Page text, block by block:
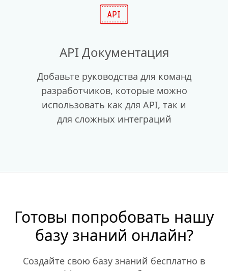
API Документация
Добавьте руководства для команд
разработчиков, которые можно
использовать как для API, так и
для сложных интеграций
Готовы попробовать нашу
базу знаний онлайн?
Создайте свою базу знаний бесплатно в